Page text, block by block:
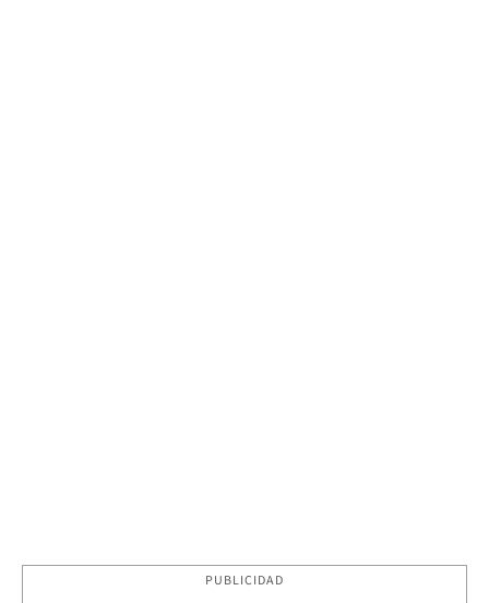
PUBLICIDAD